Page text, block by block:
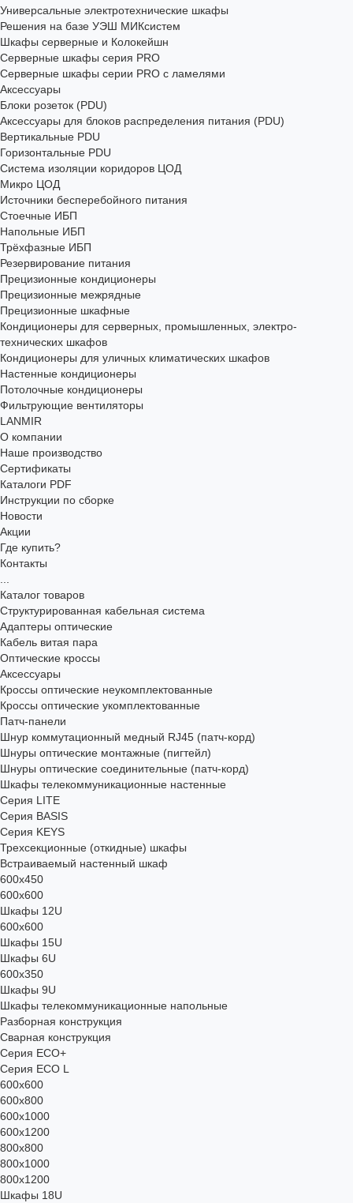
Универсальные электротехнические шкафы
Решения на базе УЭШ МИКсистем
Шкафы серверные и Колокейшн
Серверные шкафы серия PRO
Серверные шкафы серии PRO с ламелями
Аксессуары
Блоки розеток (PDU)
Аксессуары для блоков распределения питания (PDU)
Вертикальные PDU
Горизонтальные PDU
Система изоляции коридоров ЦОД
Микро ЦОД
Источники бесперебойного питания
Стоечные ИБП
Напольные ИБП
Трёхфазные ИБП
Резервирование питания
Прецизионные кондиционеры
Прецизионные межрядные
Прецизионные шкафные
Кондиционеры для серверных, промышленных, электро-
технических шкафов
Кондиционеры для уличных климатических шкафов
Настенные кондиционеры
Потолочные кондиционеры
Фильтрующие вентиляторы
LANMIR
О компании
Наше производство
Сертификаты
Каталоги PDF
Инструкции по сборке
Новости
Акции
Где купить?
Контакты
Каталог товаров
Структурированная кабельная система
Адаптеры оптические
Кабель витая пара
Оптические кроссы
Аксессуары
Кроссы оптические неукомплектованные
Кроссы оптические укомплектованные
Патч-панели
Шнур коммутационный медный RJ45 (патч-корд)
Шнуры оптические монтажные (пигтейл)
Шнуры оптические соединительные (патч-корд)
Шкафы телекоммуникационные настенные
Cерия LITE
Cерия BASIS
Cерия KEYS
Трехсекционные (откидные) шкафы
Встраиваемый настенный шкаф
600x450
600x600
Шкафы 12U
600x600
Шкафы 15U
Шкафы 6U
600x350
Шкафы 9U
Шкафы телекоммуникационные напольные
Разборная конструкция
Сварная конструкция
Серия ECO+
Серия ECO L
600x600
600x800
600х1000
600х1200
800x800
800х1000
800х1200
Шкафы 18U